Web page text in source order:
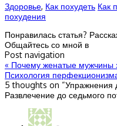
Здоровье, Как похудеть Как
похудения
Понравилась статья?
Общайтесь со мной в
Post navigation
« Почему женатые мужчины
Психология
5 thoughts on “Упражнения
Развлечение до седьмого